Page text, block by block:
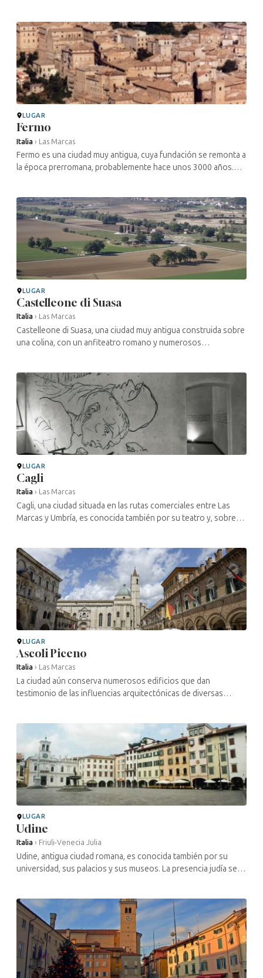
LUGAR
Fermo
Italia › Las Marcas
Fermo es una ciudad muy antigua, cuya fundación se remonta a
la época prerromana, probablemente hace unos 3000 años.
LUGAR
Castelleone di Suasa
Italia › Las Marcas
Castelleone di Suasa, una ciudad muy antigua construida sobre
una colina, con un anfiteatro romano y numerosos
LUGAR
Cagli
Italia › Las Marcas
Cagli, una ciudad situada en las rutas comerciales entre Las
Marcas y Umbría, es conocida también por su teatro y, sobre
LUGAR
Ascoli Piceno
Italia › Las Marcas
La ciudad aún conserva numerosos edificios que dan
testimonio de las influencias arquitectónicas de diversas
LUGAR
Udine
Italia › Friuli-Venecia Julia
Udine, antigua ciudad romana, es conocida también por su
universidad, sus palacios y sus museos. La presencia judía se